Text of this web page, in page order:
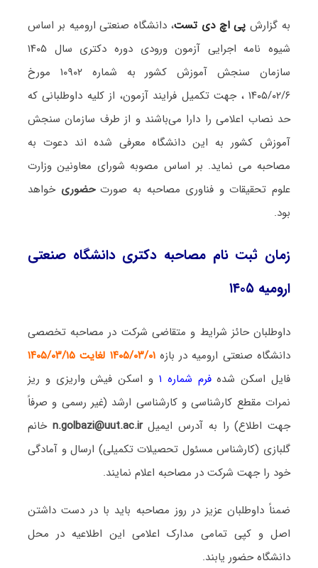
به گزارش پی اچ دی تست، دانشگاه صنعتی ارومیه بر اساس
شیوه نامه اجرایی آزمون ورودی دوره دکتری سال ۱۴۰۵
سازمان سنجش آموزش کشور به شماره ۱۰۹۰۲ مورخ
۱۴۰۵/۰۲/۶ ، جهت تکمیل فرایند آزمون، از کلیه داوطلبانی که
حد نصاب اعلامی را دارا می‌باشند و از طرف سازمان سنجش
آموزش کشور به این دانشگاه معرفی شده اند دعوت به
مصاحبه می نماید. بر اساس مصوبه شورای معاونین وزارت
علوم تحقیقات و فناوری مصاحبه به صورتحضوری خواهد
بود.
زمان ثبت نام مصاحبه دکتری دانشگاه صنعتی
ارومیه ۱۴۰۵
داوطلبان حائز شرایط و متقاضی شرکت در مصاحبه تخصصی
دانشگاه صنعتی ارومیه در بازه۱۴۰۵/۰۳/۰۱ لغایت ۱۴۰۵/۰۳/۱۵
فایل اسکن شدهفرم شماره ۱
و اسکن فیش واریزی و ریز
نمرات مقطع کارشناسی و کارشناسی ارشد (غیر رسمی و صرفاً
جهت اطلاع) را به آدرس ایمیلn.golbazi@uut.ac.ir
خانم
گلبازی (کارشناس مسئول تحصیلات تکمیلی) ارسال و آمادگی
خود را جهت شرکت در مصاحبه اعلام نمایند.
ضمناً داوطلبان عزیز در روز مصاحبه باید با در دست داشتن
اصل و کپی تمامی مدارک اعلامی این اطلاعیه در محل
دانشگاه حضور یابند.